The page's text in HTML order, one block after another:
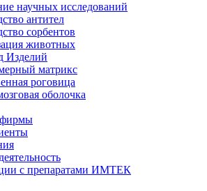
научных исследований
антител
сорбентов
животных
Изделий
матрикс
роговица
оболочка
с препаратами ИМТЕК